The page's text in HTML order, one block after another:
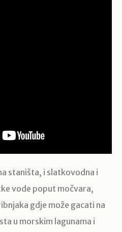
staništa, i slatkovodna i
vode poput močvara,
gdje može gacati na
u morskim lagunama i